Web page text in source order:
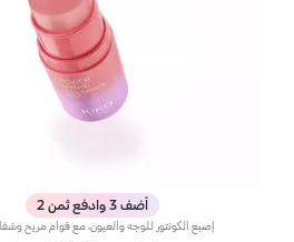
أضف 3 وادفع ثمن 2